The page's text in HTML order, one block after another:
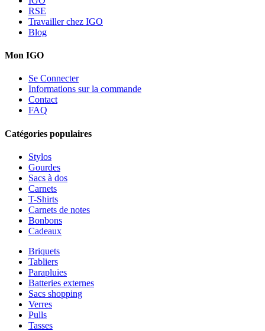
RSE
Travailler chez IGO
Blog
Mon IGO
Se Connecter
Informations sur la commande
Contact
FAQ
Catégories populaires
Stylos
Gourdes
Sacs à dos
Carnets
T-Shirts
Carnets de notes
Bonbons
Cadeaux
Briquets
Tabliers
Parapluies
Batteries externes
Sacs shopping
Verres
Pulls
Tasses